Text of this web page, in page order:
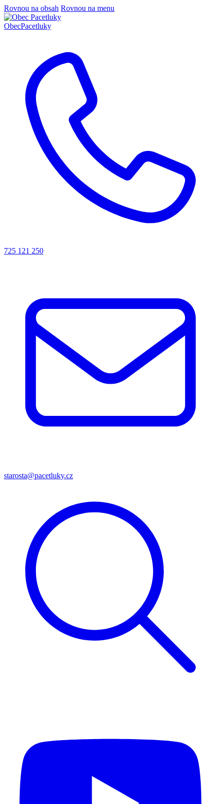
Rovnou na obsah Rovnou na menu
ObecPacetluky
725 121 250
starosta@pacetluky.cz